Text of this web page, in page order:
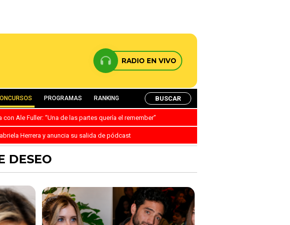
RADIO EN VIVO
PROGRAMAS RANKING BUSCAR
Ale Fuller: “Una de las partes quería el remember”
Herrera y anuncia su salida de pódcast
DESEO